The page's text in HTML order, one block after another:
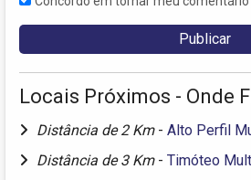
Locais Próximos - Onde
Distância de 2 Km - Alto Perfil
Distância de 3 Km - Timóteo